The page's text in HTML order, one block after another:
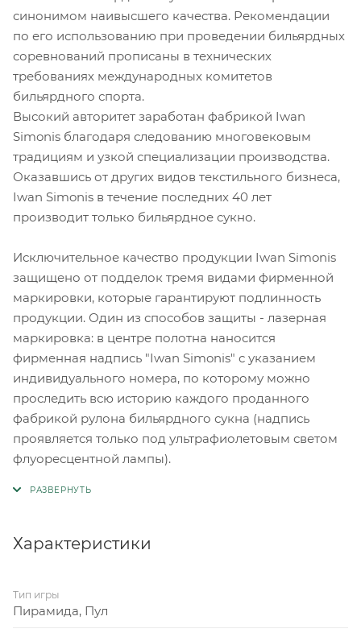
синонимом наивысшего качества. Рекомендации
по его использованию при проведении бильярдных
соревнований прописаны в технических
требованиях международных комитетов
бильярдного спорта.
Высокий авторитет заработан фабрикой Iwan
Simonis благодаря следованию многовековым
традициям и узкой специализации производства.
Оказавшись от других видов текстильного бизнеса,
Iwan Simonis в течение последних 40 лет
производит только бильярдное сукно.
Исключительное качество продукции Iwan Simonis
защищено от подделок тремя видами фирменной
маркировки, которые гарантируют подлинность
продукции. Один из способов защиты - лазерная
маркировка: в центре полотна наносится
фирменная надпись "Iwan Simonis" с указанием
индивидуального номера, по которому можно
проследить всю историю каждого проданного
фабрикой рулона бильярдного сукна (надпись
проявляется только под ультрафиолетовым светом
флуоресцентной лампы).
Характеристики
Тип игры
Пирамида, Пул